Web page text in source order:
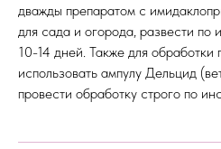
дважды препаратом с
для сада и огорода, развести по
10-14 дней. Также для
использовать ампулу Дельцид
провести обработку строго по